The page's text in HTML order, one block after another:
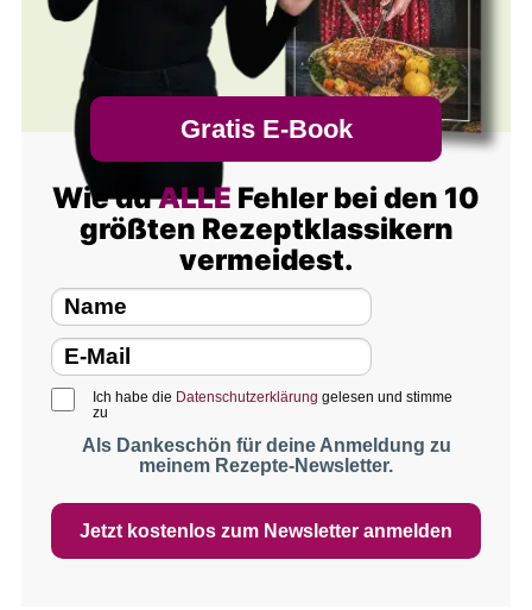
Gratis E-Book
Wie duALLE Fehler bei den 10
größten Rezeptklassikern
vermeidest.
Ich habe die Datenschutzerklärung gelesen und stimme
zu
Als Dankeschön für deine Anmeldung zu
meinem Rezepte-Newsletter.
Jetzt kostenlos zum Newsletter anmelden